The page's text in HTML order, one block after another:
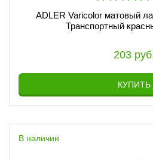
ADLER Varicolor матовый
Транспортный
203
КУПИТЬ
В наличии